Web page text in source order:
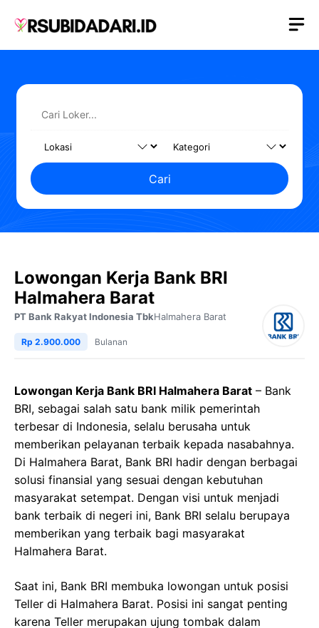
Cari
Lowongan Kerja Bank BRI
Halmahera Barat
PT Bank Rakyat Indonesia TbkHalmahera Barat
Rp 2.900.000 Bulanan
Lowongan Kerja Bank BRI Halmahera Barat – Bank
BRI, sebagai salah satu bank milik pemerintah
terbesar di Indonesia, selalu berusaha untuk
memberikan pelayanan terbaik kepada nasabahnya.
Di Halmahera Barat, Bank BRI hadir dengan berbagai
solusi finansial yang sesuai dengan kebutuhan
masyarakat setempat. Dengan visi untuk menjadi
bank terbaik di negeri ini, Bank BRI selalu berupaya
memberikan yang terbaik bagi masyarakat
Halmahera Barat.
Saat ini, Bank BRI membuka lowongan untuk posisi
Teller di Halmahera Barat. Posisi ini sangat penting
karena Teller merupakan ujung tombak dalam